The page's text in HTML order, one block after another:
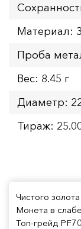
Материал:
Проба
Вес: 8.45 г
Диаметр:
Тираж:
Чистого
Монета в
Топ-грейд